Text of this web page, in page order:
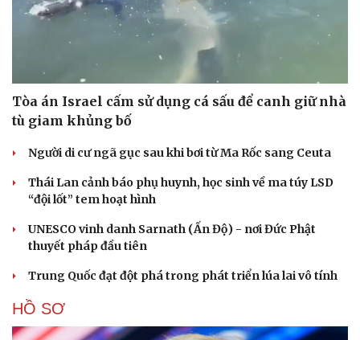
Tòa án Israel cấm sử dụng cá sấu để canh giữ nhà
tù giam khủng bố
Người di cư ngã gục sau khi bơi từ Ma Rốc sang Ceuta
Thái Lan cảnh báo phụ huynh, học sinh về ma túy LSD
“đội lốt” tem hoạt hình
UNESCO vinh danh Sarnath (Ấn Độ) - nơi Đức Phật
thuyết pháp đầu tiên
Trung Quốc đạt đột phá trong phát triển lúa lai vô tính
HỒ SƠ